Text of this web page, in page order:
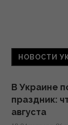
НОВОСТИ
В Украине
праздник:
августа